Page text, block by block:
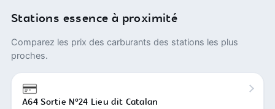
Stations essence à proximité
Comparez les prix des carburants des stations les plus
proches.
A64 Sortie N°24 Lieu dit Catalan